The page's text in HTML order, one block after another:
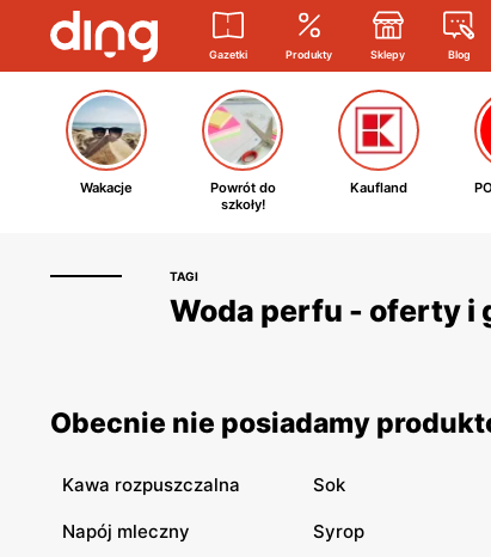
Gazetki Produkty Sklepy Blog
Wakacje
Powrót do
szkoły!
Kaufland
TAGI
Woda perfu - oferty i
Obecnie nie posiadamy
Kawa rozpuszczalna Sok
Napój mleczny Syrop